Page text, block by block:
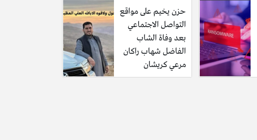
حزن يخيم على مواقع
التواصل الاجتماعي
بعد وفاة الشاب
الفاضل شهاب راكان
مرعي كريشان